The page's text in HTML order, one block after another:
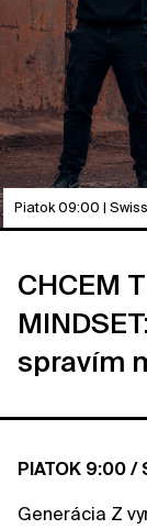
Piatok 09:00 |
CHCEM
spravím
PIATOK 9:00 /
Generácia Z